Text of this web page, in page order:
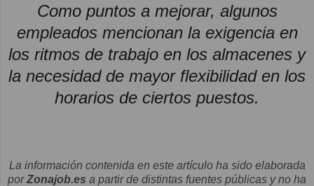
Como puntos a mejorar, algunos
empleados mencionan la exigencia en
los ritmos de trabajo en los almacenes y
la necesidad de mayor flexibilidad en los
horarios de ciertos puestos.
La información contenida en este artículo ha sido elaborada
porZonajob.es a partir de distintas fuentes públicas y no ha